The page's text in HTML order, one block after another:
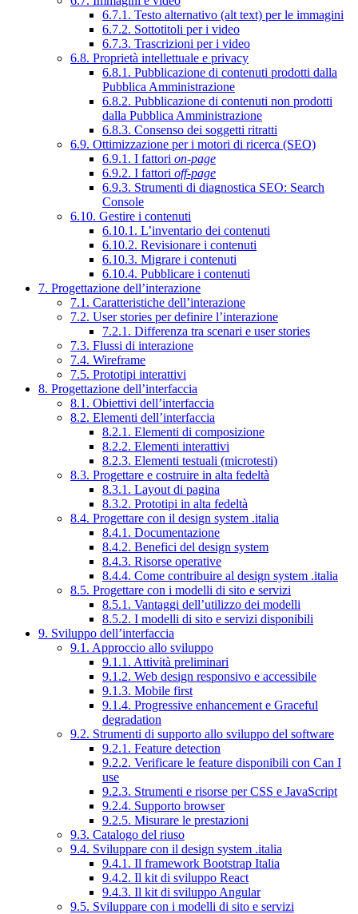
6.7.1. Testo alternativo (alt text) per le immagini
6.7.2. Sottotitoli per i video
6.7.3. Trascrizioni per i video
6.8. Proprietà intellettuale e privacy
6.8.1. Pubblicazione di contenuti prodotti dalla
Pubblica Amministrazione
6.8.2. Pubblicazione di contenuti non prodotti
dalla Pubblica Amministrazione
6.8.3. Consenso dei soggetti ritratti
6.9. Ottimizzazione per i motori di ricerca (SEO)
6.9.1. I fattori on-page
6.9.2. I fattori off-page
6.9.3. Strumenti di diagnostica SEO: Search
Console
6.10. Gestire i contenuti
6.10.1. L’inventario dei contenuti
6.10.2. Revisionare i contenuti
6.10.3. Migrare i contenuti
6.10.4. Pubblicare i contenuti
7. Progettazione dell’interazione
7.1. Caratteristiche dell’interazione
7.2. User stories per definire l’interazione
7.2.1. Differenza tra scenari e user stories
7.3. Flussi di interazione
7.4. Wireframe
7.5. Prototipi interattivi
8. Progettazione dell’interfaccia
8.1. Obiettivi dell’interfaccia
8.2. Elementi dell’interfaccia
8.2.1. Elementi di composizione
8.2.2. Elementi interattivi
8.2.3. Elementi testuali (microtesti)
8.3. Progettare e costruire in alta fedeltà
8.3.1. Layout di pagina
8.3.2. Prototipi in alta fedeltà
8.4. Progettare con il design system .italia
8.4.1. Documentazione
8.4.2. Benefici del design system
8.4.3. Risorse operative
8.4.4. Come contribuire al design system .italia
8.5. Progettare con i modelli di sito e servizi
8.5.1. Vantaggi dell’utilizzo dei modelli
8.5.2. I modelli di sito e servizi disponibili
9. Sviluppo dell’interfaccia
9.1. Approccio allo sviluppo
9.1.1. Attività preliminari
9.1.2. Web design responsivo e accessibile
9.1.3. Mobile first
9.1.4. Progressive enhancement e Graceful
degradation
9.2. Strumenti di supporto allo sviluppo del software
9.2.1. Feature detection
9.2.2. Verificare le feature disponibili con Can I
use
9.2.3. Strumenti e risorse per CSS e JavaScript
9.2.4. Supporto browser
9.2.5. Misurare le prestazioni
9.3. Catalogo del riuso
9.4. Sviluppare con il design system .italia
9.4.1. Il framework Bootstrap Italia
9.4.2. Il kit di sviluppo React
9.4.3. Il kit di sviluppo Angular
9.5. Sviluppare con i modelli di sito e servizi